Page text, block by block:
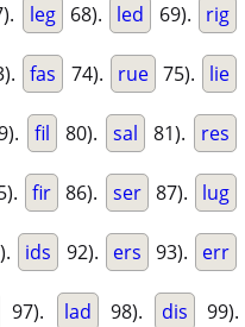
leg 68). led 69). rig
fas 74). rue 75). lie
fil 80). sal 81). res
fir 86). ser 87). lug
ids 92). ers 93). err
97). lad 98). dis 99).